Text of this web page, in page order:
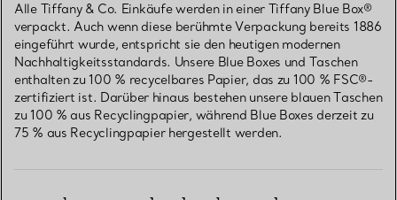
Alle Tiffany & Co. Einkäufe werden in einer Tiffany Blue Box®
verpackt. Auch wenn diese berühmte Verpackung bereits 1886
eingeführt wurde, entspricht sie den heutigen modernen
Nachhaltigkeitsstandards. Unsere Blue Boxes und Taschen
enthalten zu 100 % recycelbares Papier, das zu 100 % FSC®-
zertifiziert ist. Darüber hinaus bestehen unsere blauen Taschen
zu 100 % aus Recyclingpapier, während Blue Boxes derzeit zu
75 % aus Recyclingpapier hergestellt werden.